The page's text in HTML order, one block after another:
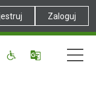
Zaloguj